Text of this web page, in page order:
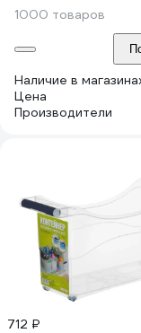
1000 товаров
Наличие в
Цена
Производители
712 ₽